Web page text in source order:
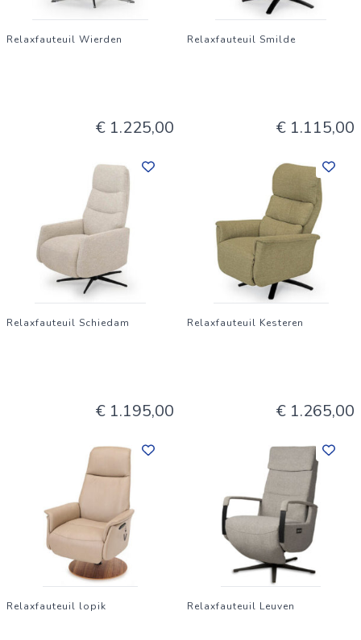
Relaxfauteuil Wierden
€ 1.225,00
Relaxfauteuil Smilde
€ 1.115,00
Relaxfauteuil Schiedam
€ 1.195,00
Relaxfauteuil Kesteren
€ 1.265,00
Relaxfauteuil lopik Relaxfauteuil Leuven